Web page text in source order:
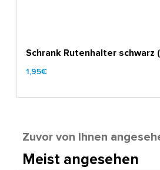
Schrank Rutenhalter schwarz
1,95€
Zuvor von Ihnen
Meist angesehen